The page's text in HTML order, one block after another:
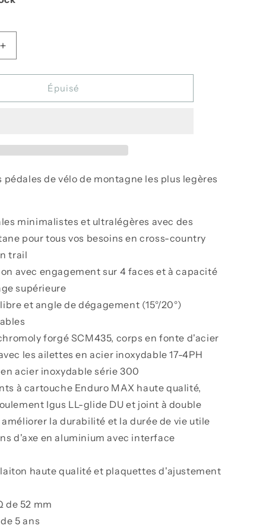
Augmenter
la
quantité
Pédales
Épuisé
pédales de vélo de montagne les plus legères
minimalistes et ultralégères avec des
pour tous vos besoins en cross-country
trail
avec engagement sur 4 faces et à capacité
supérieure
et angle de dégagement (15°/20°)
forgé SCM435, corps en fonte d'acier
les ailettes en acier inoxydable 17-4PH
acier inoxydable série 300
à cartouche Enduro MAX haute qualité,
Igus LL-glide DU et joint à double
la durabilité et la durée de vie utile
d'axe en aluminium avec interface
haute qualité et plaquettes d'ajustement
de 52 mm
5 ans